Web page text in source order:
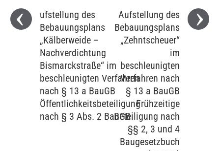
ufstellung des
Bebauungsplans
„Kälberweide –
Nachverdichtung
Bismarckstraße“ im
beschleunigten Verfahren
nach § 13 a BauGB
Öffentlichkeitsbeteiligung
nach § 3 Abs. 2 BauGB
Aufstellung des
Bebauungsplans
„Zehntscheuer‘‘
im
beschleunigten
Verfahren nach
§ 13 a BauGB
Frühzeitige
Beteiligung nach
§§ 2, 3 und 4
Baugesetzbuch